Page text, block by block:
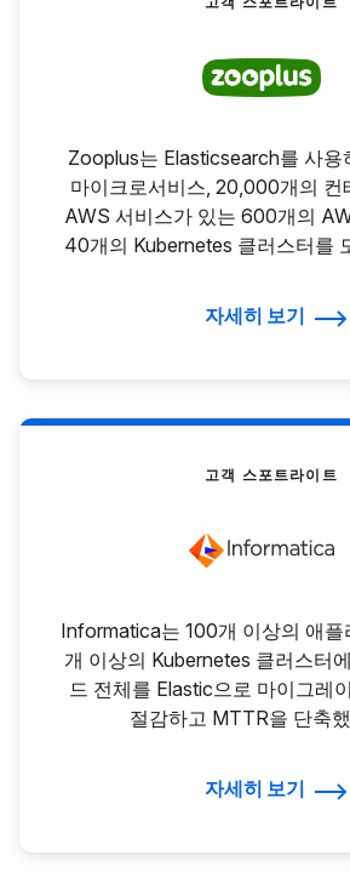
Zooplus는 Elasticsearch를 사용
마이크로서비스, 20,000개의 컨
AWS 서비스가 있는 600개의
40개의 Kubernetes 클러스터를
자세히 보기
고객 스포트라이트
Informatica는 100개 이상의 애
개 이상의 Kubernetes 클러스터
드 전체를 Elastic으로 마이그레
절감하고 MTTR을 단축
자세히 보기